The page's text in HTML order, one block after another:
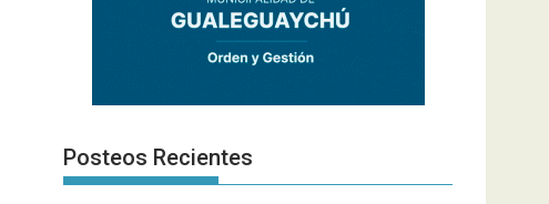
Posteos Recientes